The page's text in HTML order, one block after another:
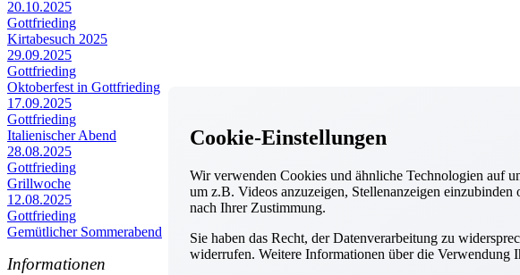
20.10.2025
Gottfrieding
Kirtabesuch 2025
29.09.2025
Gottfrieding
Oktoberfest in Gottfrieding
17.09.2025
Gottfrieding
Italienischer Abend
28.08.2025
Gottfrieding
Grillwoche
12.08.2025
Gottfrieding
Gemütlicher Sommerabend
Cookie-Einstellungen
Wir verwenden Cookies und ähnliche Technologien auf
um z.B. Videos anzuzeigen, Stellenanzeigen
nach Ihrer Zustimmung.
Sie haben das Recht, der Datenverarbeitung zu
widerrufen. Weitere Informationen über die Verwendung
Informationen